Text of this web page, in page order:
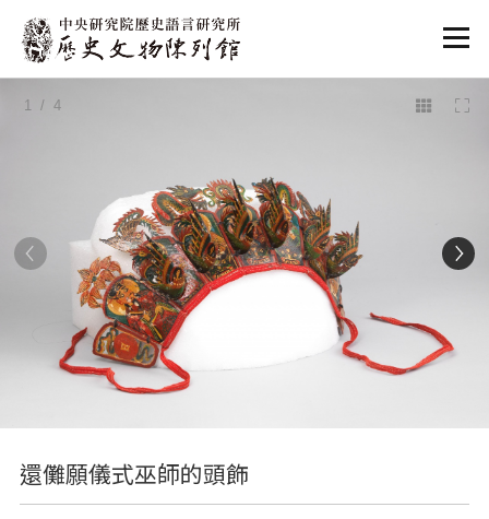
:::
1 / 4
還儺願儀式巫師的頭飾